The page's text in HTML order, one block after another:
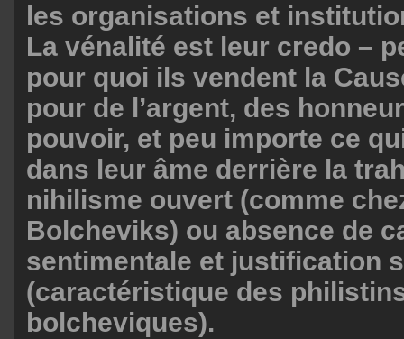
les organisations et
La vénalité est leur credo –
pour quoi ils vendent la
pour de l’argent, des
pouvoir, et peu importe ce
dans leur âme derrière la
nihilisme ouvert (comme
Bolcheviks) ou absence de
sentimentale et justification
(caractéristique des
bolcheviques).